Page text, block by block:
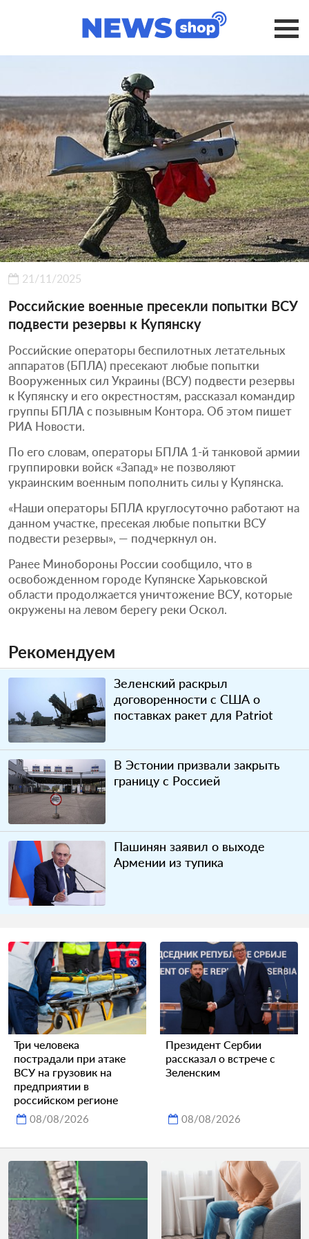
21/11/2025
Российские военные пресекли попытки ВСУ
подвести резервы к Купянску
Российские операторы беспилотных летательных
аппаратов (БПЛА) пресекают любые попытки
Вооруженных сил Украины (ВСУ) подвести резервы
к Купянску и его окрестностям, рассказал командир
группы БПЛА с позывным Контора. Об этом пишет
РИА Новости.
По его словам, операторы БПЛА 1-й танковой армии
группировки войск «Запад» не позволяют
украинским военным пополнить силы у Купянска.
«Наши операторы БПЛА круглосуточно работают на
данном участке, пресекая любые попытки ВСУ
подвести резервы», — подчеркнул он.
Ранее Минобороны России сообщило, что в
освобожденном городе Купянске Харьковской
области продолжается уничтожение ВСУ, которые
окружены на левом берегу реки Оскол.
Рекомендуем
Зеленский раскрыл
договоренности с США о
поставках ракет для Patriot
В Эстонии призвали закрыть
границу с Россией
Пашинян заявил о выходе
Армении из тупика
Три человека
пострадали при атаке
ВСУ на грузовик на
предприятии в
российском регионе
08/08/2026
Президент Сербии
рассказал о встрече с
Зеленским
08/08/2026